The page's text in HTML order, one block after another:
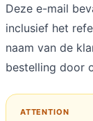
Deze e-mail
inclusief het
naam van de
bestelling door